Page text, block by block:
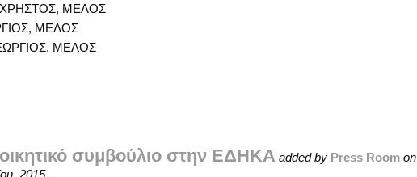
ΜΕΛΟΣ
ΜΕΛΟΣ
ΜΕΛΟΣ
συμβούλιο στην ΕΔΗΚΑ added by Press Roomon
2015